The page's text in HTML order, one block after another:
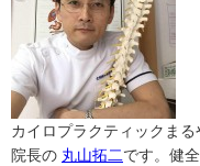
カイロプラクティックまる
院長の 丸山拓二です。健